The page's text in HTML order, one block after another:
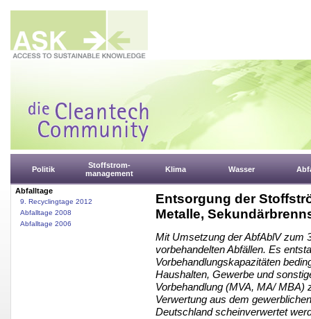
Politik
Stoffstrom-
management
Klima Wasser
Abfalltage
9. Recyclingtage 2012
Abfalltage 2008
Abfalltage 2006
Entsorgung der
Metalle,
Mit Umsetzung der AbfAblV zum
vorbehandelten Abfällen. Es
Vorbehandlungskapazitäten
Haushalten, Gewerbe und
Vorbehandlung (MVA, MA/ MBA)
Verwertung aus dem
Deutschland scheinverwertet